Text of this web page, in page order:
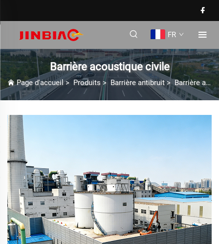
FR
Barrière acoustique civile
Page d'accueil> Produits > Barrière antibruit> Barrière acoustique civile